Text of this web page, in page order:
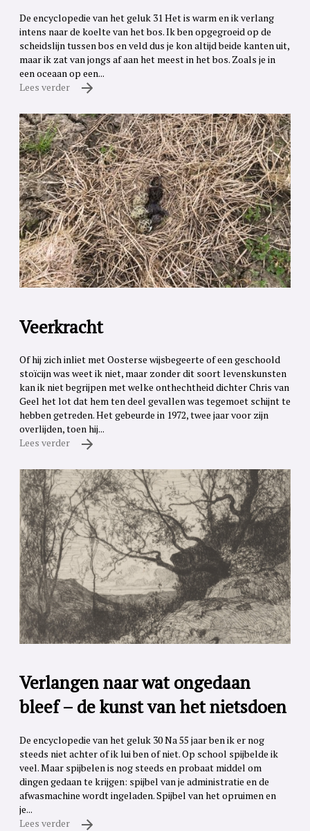
De encyclopedie van het geluk 31 Het is warm en ik verlang
intens naar de koelte van het bos. Ik ben opgegroeid op de
scheidslijn tussen bos en veld dus je kon altijd beide kanten uit,
maar ik zat van jongs af aan het meest in het bos. Zoals je in
een oceaan op een...
Lees verder
Veerkracht
Of hij zich inliet met Oosterse wijsbegeerte of een geschoold
stoïcijn was weet ik niet, maar zonder dit soort levenskunsten
kan ik niet begrijpen met welke onthechtheid dichter Chris van
Geel het lot dat hem ten deel gevallen was tegemoet schijnt te
hebben getreden. Het gebeurde in 1972, twee jaar voor zijn
overlijden, toen hij...
Lees verder
Verlangen naar wat ongedaan
bleef – de kunst van het nietsdoen
De encyclopedie van het geluk 30 Na 55 jaar ben ik er nog
steeds niet achter of ik lui ben of niet. Op school spijbelde ik
veel. Maar spijbelen is nog steeds en probaat middel om
dingen gedaan te krijgen: spijbel van je administratie en de
afwasmachine wordt ingeladen. Spijbel van het opruimen en
je...
Lees verder